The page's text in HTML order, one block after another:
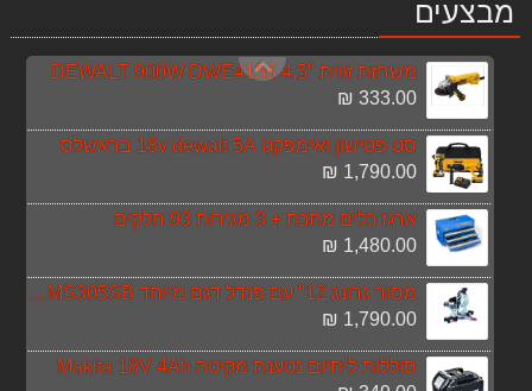
מבצעים599.00 ₪
משחזת זווית "4.5 DEWALT 900W DWE4156
333.00 ₪
סט פטישון ואימפקט 18v dewalt 5A בראשלס
1,790.00 ₪
ארגז כלים מתכת + 3 מגירות 93 חלקים
1,480.00 ₪
מסור גרונג 12" עם פנדל דגם מיוחד MS305SB+ להב נוסף
1,790.00 ₪
סוללות ליתיום נטענת מקיטה Makita 18V 4Ah